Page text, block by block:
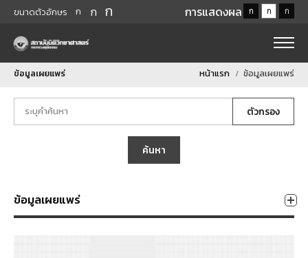
ขนาดตัวอักษร ก ก ก การแสดงผล ก ก ก
ข้อมูลเผยแพร่ หน้าแรก ข้อมูลเผยแพร่
ตัวกรอง
ค้นหา
ข้อมูลเผยแพร่